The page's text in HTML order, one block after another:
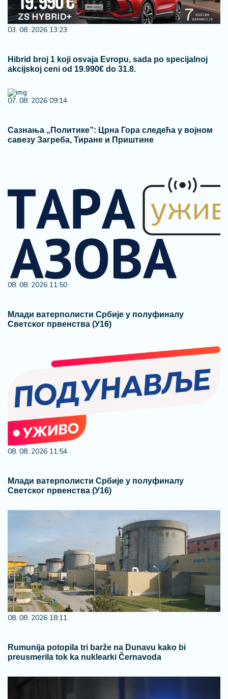
03. 08. 2026 13:23
Hibrid broj 1 koji osvaja Evropu, sada po specijalnoj
akcijskoj ceni od 19.990€ do 31.8.
07. 08. 2026 09:14
Сазнања „Политике”: Црна Гора следећа у војном
савезу Загреба, Тиране и Приштине
08. 08. 2026 11:50
Млади ватерполисти Србије у полуфиналу
Светског првенства (У16)
08. 08. 2026 11:54
Млади ватерполисти Србије у полуфиналу
Светског првенства (У16)
08. 08. 2026 18:11
Rumunija potopila tri barže na Dunavu kako bi
preusmerila tok ka nuklearki Černavoda